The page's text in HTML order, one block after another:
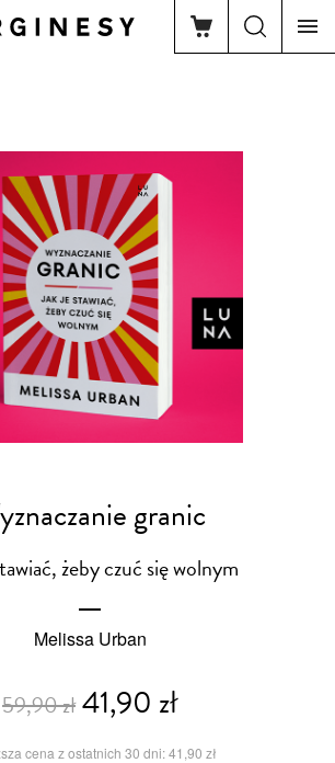
granic
żeby czuć się wolnym
Melissa Urban
59,90 zł41,90 zł
cena z ostatnich 30 dni: 41,90 zł